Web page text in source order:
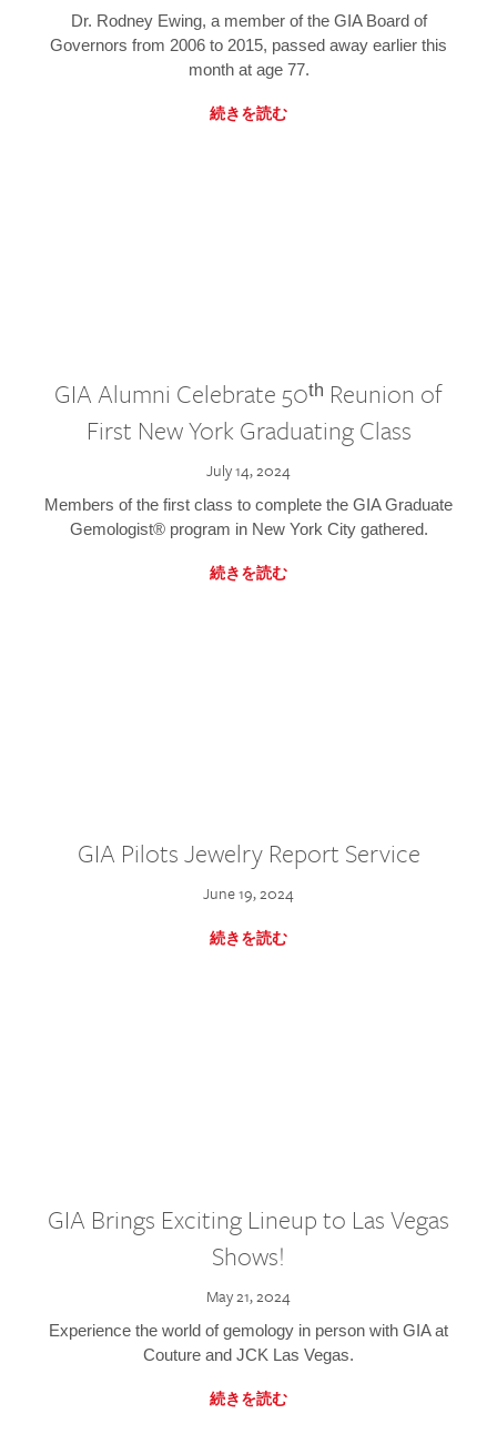
Dr. Rodney Ewing, a member of the GIA Board of
Governors from 2006 to 2015, passed away earlier this
month at age 77.
続きを読む
GIA Alumni Celebrate 50ᵗʰ Reunion of
First New York Graduating Class
July 14, 2024
Members of the first class to complete the GIA Graduate
Gemologist® program in New York City gathered.
続きを読む
GIA Pilots Jewelry Report Service
June 19, 2024
続きを読む
GIA Brings Exciting Lineup to Las Vegas
Shows!
May 21, 2024
Experience the world of gemology in person with GIA at
Couture and JCK Las Vegas.
続きを読む